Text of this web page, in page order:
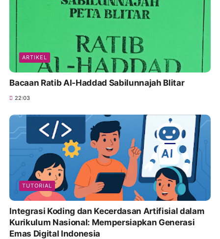
ARTIKEL
Bacaan Ratib Al-Haddad Sabilunnajah Blitar
22:03
TUTORIAL
Integrasi Koding dan Kecerdasan Artifisial dalam
Kurikulum Nasional: Mempersiapkan Generasi
Emas Digital Indonesia